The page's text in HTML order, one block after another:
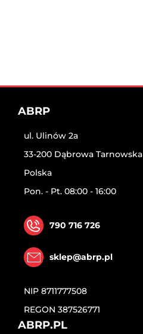
ABRP
ul. Ulinów 2a
33-200 Dąbrowa Tarnowska
Polska
Pon. - Pt. 08:00 - 16:00
790 716 726
sklep@abrp.pl
NIP 8711777508
REGON 387526771
ABRP.PL